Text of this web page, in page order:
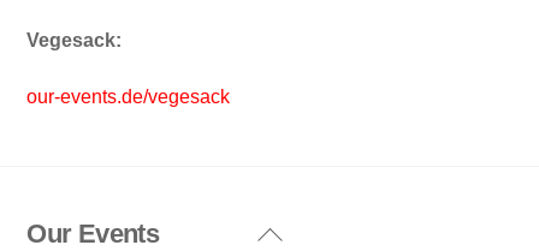
Vegesack:
our-events.de/vegesack
Back
Our Events